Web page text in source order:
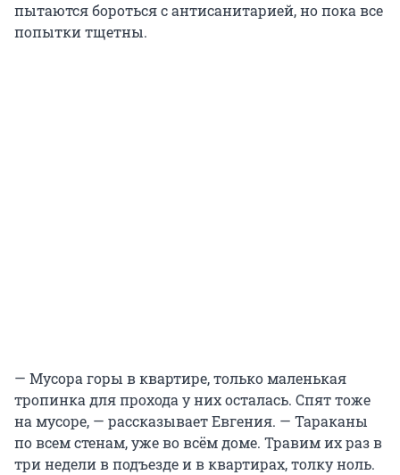
пытаются бороться с антисанитарией, но пока все
попытки тщетны.
— Мусора горы в квартире, только маленькая
тропинка для прохода у них осталась. Спят тоже
на мусоре, — рассказывает Евгения. — Тараканы
по всем стенам, уже во всём доме. Травим их раз в
три недели в подъезде и в квартирах, толку ноль.